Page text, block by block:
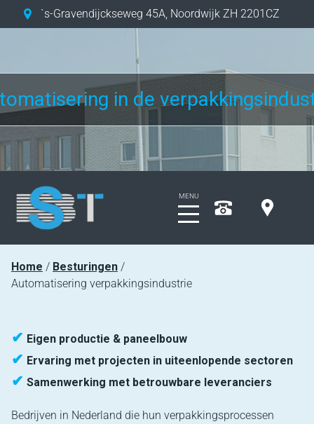
`s-Gravendijckseweg 45A, Noordwijk ZH 2201CZ
in de
Home
Besturingen
Automatisering verpakkingsindustrie
Bedrijven in Nederland die hun verpakkingsprocessen
✔ Eigen productie & paneelbouw
✔ Ervaring met projecten in uiteenlopende sectoren
✔ Samenwerking met betrouwbare leveranciers